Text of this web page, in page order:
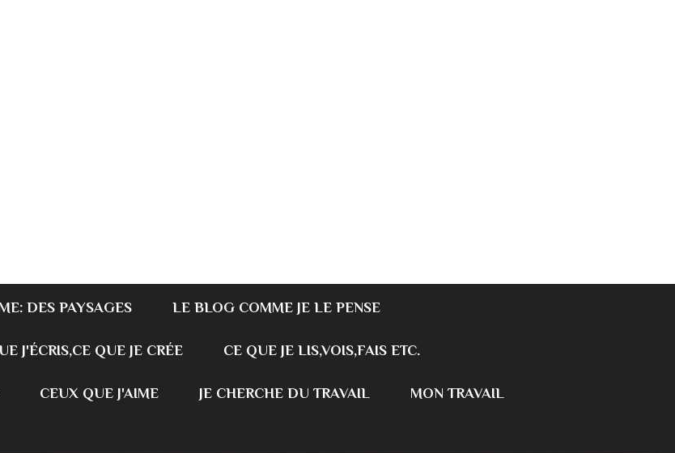
DES PAYSAGES LE BLOG COMME JE LE PENSE
J'ÉCRIS,CE QUE JE CRÉE CE QUE JE LIS,VOIS,FAIS ETC.
CEUX QUE J'AIME JE CHERCHE DU TRAVAIL MON TRAVAIL